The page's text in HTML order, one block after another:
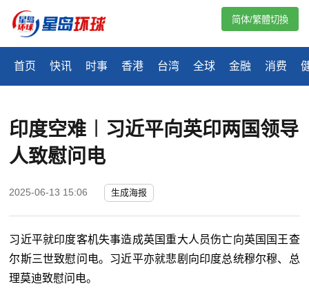
首页 快讯 时事 香港 台湾 全球 金融 消费
简体/繁體切換
印度空难︱习近平向英印两国领导
人致慰问电
2025-06-13 15:06 生成海报
习近平就印度客机失事造成英国重大人员伤亡向英国国王查
尔斯三世致慰问电。习近平亦就悲剧向印度总统穆尔穆、总
理莫迪致慰问电。